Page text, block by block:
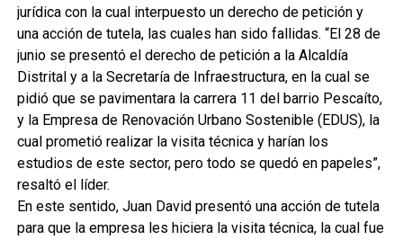
jurídica con la cual interpuesto un derecho de petición y
una acción de tutela, las cuales han sido fallidas. “El 28 de
junio se presentó el derecho de petición a la Alcaldía
Distrital y a la Secretaría de Infraestructura, en la cual se
pidió que se pavimentara la carrera 11 del barrio Pescaíto,
y la Empresa de Renovación Urbano Sostenible (EDUS), la
cual prometió realizar la visita técnica y harían los
estudios de este sector, pero todo se quedó en papeles”,
resaltó el líder.
En este sentido, Juan David presentó una acción de tutela
para que la empresa les hiciera la visita técnica, la cual fue